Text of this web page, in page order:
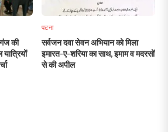
की
पटना
सर्वजन दवा सेवन अभियान को मिला
इमारत-ए-शरिया का साथ, इमाम व मदरसों
से की अपील